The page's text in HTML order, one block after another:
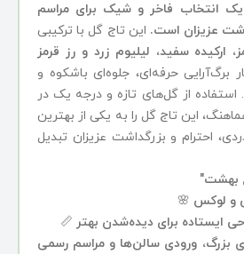
انتخاب فاخر و شیک برای مراسم
عزیزان است. این تاج گل با ترکیبی
ارکیده سفید، لیلیوم زرد و رز قرمز
برگ‌آرایی حرفه‌ای، جلوه‌ای باشکوه و
استفاده از گل‌های تازه و درجه یک در
این تاج گل را به یکی از بهترین
احترام و بزرگداشت عزیزان تبدیل
بهشت"
و لوکس 🌸
ایستاده برای دیده‌شدن بهتر 📏
بزرگ، ورودی سالن‌ها و مراسم رسمی